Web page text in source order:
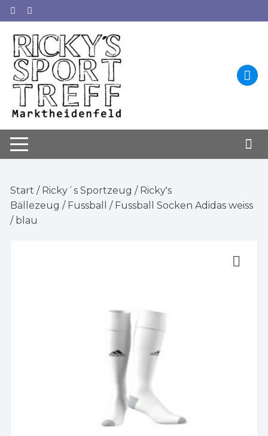
Zum
Inhalt
springen
Start / Ricky´s Sportzeug / Ricky's
Bällezeug / Fussball
/ Fussball Socken Adidas weiss
/ blau